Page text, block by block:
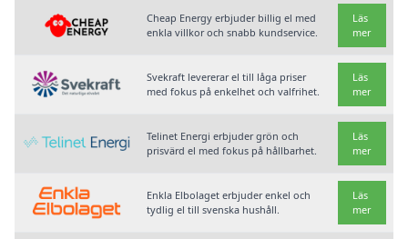
Cheap Energy erbjuder billig el med
enkla villkor och snabb kundservice.
Läs
mer
Svekraft levererar el till låga priser
med fokus på enkelhet och valfrihet.
Läs
mer
Telinet Energi erbjuder grön och
prisvärd el med fokus på hållbarhet.
Läs
mer
Enkla Elbolaget erbjuder enkel och
tydlig el till svenska hushåll.
Läs
mer